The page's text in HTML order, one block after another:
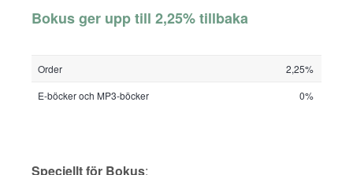
Bokus ger upp till 2,25% tillbaka
Order
2,25%
E-böcker och MP3-böcker
0%
Speciellt för Bokus: